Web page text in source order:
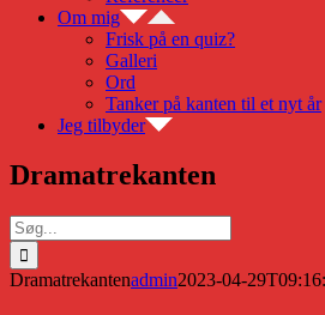
Om mig
Frisk på en quiz?
Galleri
Ord
Tanker på kanten til et nyt år
Jeg tilbyder
Dramatrekanten
Søg
efter:
Dramatrekantenadmin2023-04-